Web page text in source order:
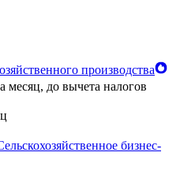
производства
месяц, до вычета налогов
бизнес-